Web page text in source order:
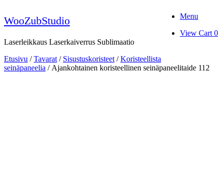
to
content
WooZubStudio
Laserleikkaus Laserkaiverrus Sublimaatio
Menu
View
View Cart 0
Etusivu /Tavarat / Sisustuskoristeet /Koristeellista
seinäpaneelia / Ajankohtainen koristeellinen seinäpaneelitaide 112